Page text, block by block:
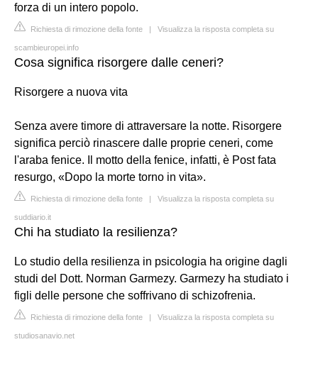
forza di un intero popolo.
Richiesta di rimozione della fonte | Visualizza la risposta completa su
scambieuropei.info
Cosa significa risorgere dalle ceneri?
Risorgere a nuova vita
Senza avere timore di attraversare la notte. Risorgere
significa perciò rinascere dalle proprie ceneri, come
l'araba fenice. Il motto della fenice, infatti, è Post fata
resurgo, «Dopo la morte torno in vita».
Richiesta di rimozione della fonte | Visualizza la risposta completa su
suddiario.it
Chi ha studiato la resilienza?
Lo studio della resilienza in psicologia ha origine dagli
studi del Dott. Norman Garmezy. Garmezy ha studiato i
figli delle persone che soffrivano di schizofrenia.
Richiesta di rimozione della fonte | Visualizza la risposta completa su
studiosanavio.net